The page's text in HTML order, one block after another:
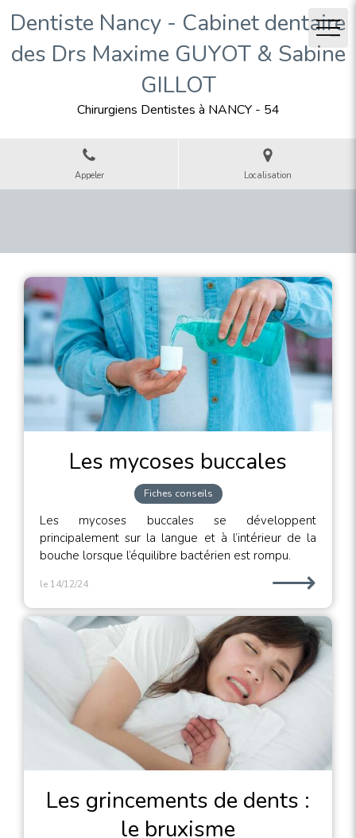
Dentiste Nancy - Cabinet dentaire
des Drs Maxime GUYOT & Sabine
GILLOT
Chirurgiens Dentistes à NANCY - 54
Appeler Localisation
Les mycoses buccales
Fiches conseils
Les mycoses buccales se développent
principalement sur la langue et à l’intérieur de la
bouche lorsque l’équilibre bactérien est rompu.
le 14/12/24 ⟶
Les grincements de dents :
le bruxisme